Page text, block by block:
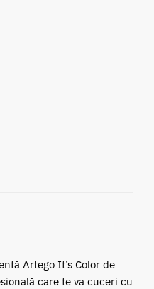
Artego It’s Color de
care te va cuceri cu